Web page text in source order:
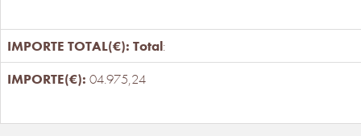
Total:
04.975,24